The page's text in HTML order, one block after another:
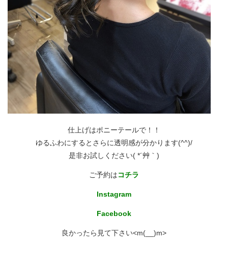
仕上げはポニーテールで！！
ゆるふわにするとさらに透明感が分かります(^^)/
是非お試しください( *´艸｀)
ご予約はコチラ
Instagram
Facebook
良かったら見て下さい<m(__)m>